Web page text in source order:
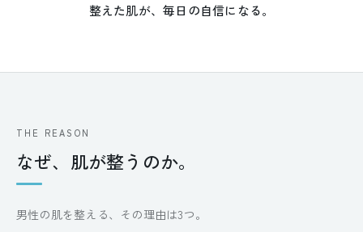
整えた肌が、毎日の自信になる。
THE REASON
なぜ、肌が整うのか。
男性の肌を整える、その理由は3つ。